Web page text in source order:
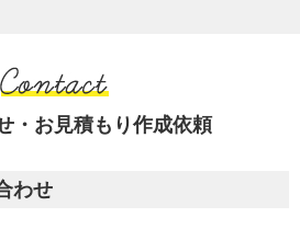
・お見積もり作成依頼
わせ